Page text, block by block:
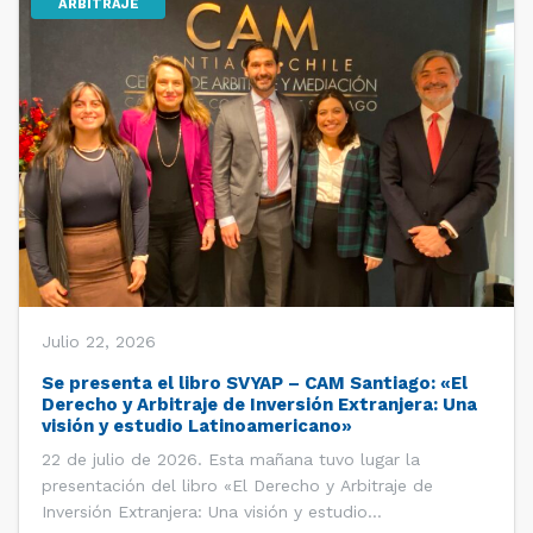
ARBITRAJE
Julio 22, 2026
Se presenta el libro SVYAP – CAM Santiago: «El
Derecho y Arbitraje de Inversión Extranjera: Una
visión y estudio Latinoamericano»
22 de julio de 2026. Esta mañana tuvo lugar la
presentación del libro «El Derecho y Arbitraje de
Inversión Extranjera: Una visión y estudio